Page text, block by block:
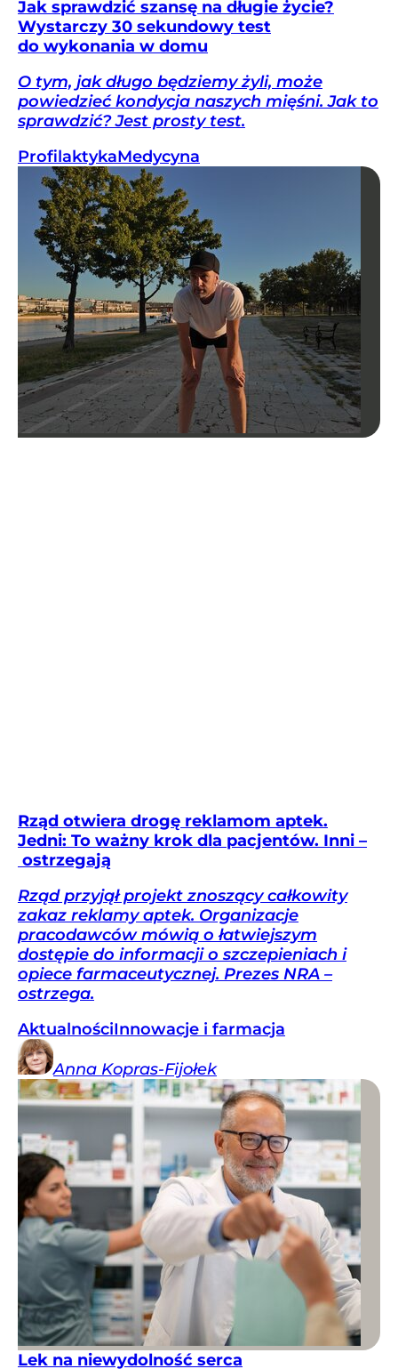
Jak sprawdzić szansę na długie życie?
Wystarczy 30 sekundowy test
do wykonania w domu
O tym, jak długo będziemy żyli, może
powiedzieć kondycja naszych mięśni. Jak to
sprawdzić? Jest prosty test.
ProfilaktykaMedycyna
Rząd otwiera drogę reklamom aptek.
Jedni: To ważny krok dla pacjentów. Inni –
ostrzegają
Rząd przyjął projekt znoszący całkowity
zakaz reklamy aptek. Organizacje
pracodawców mówią o łatwiejszym
dostępie do informacji o szczepieniach i
opiece farmaceutycznej. Prezes NRA –
ostrzega.
AktualnościInnowacje i farmacja
Anna Kopras-Fijołek
Lek na niewydolność serca